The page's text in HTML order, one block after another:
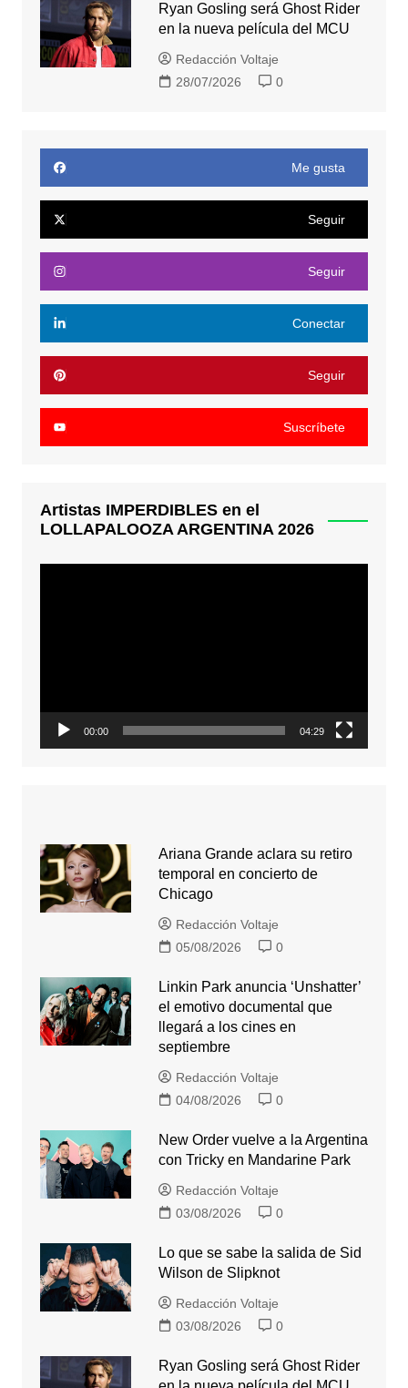
Ryan Gosling será Ghost Rider
en la nueva película del MCU
Redacción Voltaje
28/07/2026
0
Me gusta
Seguir
Seguir
Conectar
Seguir
Suscríbete
Artistas IMPERDIBLES en el
LOLLAPALOOZA ARGENTINA 2026
00:00 04:29
Ariana Grande aclara su retiro
temporal en concierto de
Chicago
Redacción Voltaje
05/08/2026
0
Linkin Park anuncia ‘Unshatter’
el emotivo documental que
llegará a los cines en
septiembre
Redacción Voltaje
04/08/2026
0
New Order vuelve a la Argentina
con Tricky en Mandarine Park
Redacción Voltaje
03/08/2026
0
Lo que se sabe la salida de Sid
Wilson de Slipknot
Redacción Voltaje
03/08/2026
0
Ryan Gosling será Ghost Rider